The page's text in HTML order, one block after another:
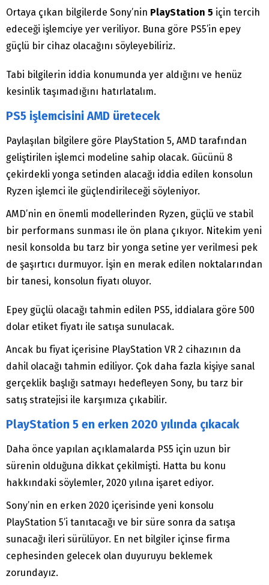
Ortaya çıkan bilgilerde Sony’nin PlayStation 5 için tercih
edeceği işlemciye yer veriliyor. Buna göre PS5’in epey
güçlü bir cihaz olacağını söyleyebiliriz.
Tabi bilgilerin iddia konumunda yer aldığını ve henüz
kesinlik taşımadığını hatırlatalım.
PS5 işlemcisini AMD üretecek
Paylaşılan bilgilere göre PlayStation 5, AMD tarafından
geliştirilen işlemci modeline sahip olacak. Gücünü 8
çekirdekli yonga setinden alacağı iddia edilen konsolun
Ryzen işlemci ile güçlendirileceği söyleniyor.
AMD’nin en önemli modellerinden Ryzen, güçlü ve stabil
bir performans sunması ile ön plana çıkıyor. Nitekim yeni
nesil konsolda bu tarz bir yonga setine yer verilmesi pek
de şaşırtıcı durmuyor. İşin en merak edilen noktalarından
bir tanesi, konsolun fiyatı oluyor.
Epey güçlü olacağı tahmin edilen PS5, iddialara göre 500
dolar etiket fiyatı ile satışa sunulacak.
Ancak bu fiyat içerisine PlayStation VR 2 cihazının da
dahil olacağı tahmin ediliyor. Çok daha fazla kişiye sanal
gerçeklik başlığı satmayı hedefleyen Sony, bu tarz bir
satış stratejisi ile karşımıza çıkabilir.
PlayStation 5 en erken 2020 yılında çıkacak
Daha önce yapılan açıklamalarda PS5 için uzun bir
sürenin olduğuna dikkat çekilmişti. Hatta bu konu
hakkındaki söylemler, 2020 yılına işaret ediyor.
Sony’nin en erken 2020 içerisinde yeni konsolu
PlayStation 5’i tanıtacağı ve bir süre sonra da satışa
sunacağı ileri sürülüyor. En net bilgiler içinse firma
cephesinden gelecek olan duyuruyu beklemek
zorundayız.